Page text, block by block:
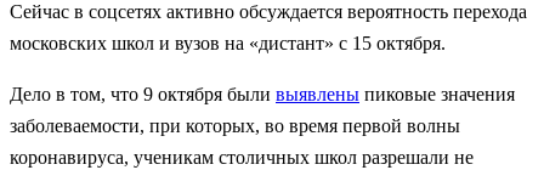
Сейчас в соцсетях активно обсуждается вероятность перехода
московских школ и вузов на «дистант» с 15 октября.
Дело в том, что 9 октября были выявлены пиковые значения
заболеваемости, при которых, во время первой волны
коронавируса, ученикам столичных школ разрешали не